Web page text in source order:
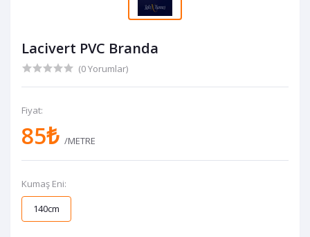
Lacivert PVC Branda
(0 Yorumlar)
Fiyat:
85₺ /METRE
Kumaş Eni:
140cm